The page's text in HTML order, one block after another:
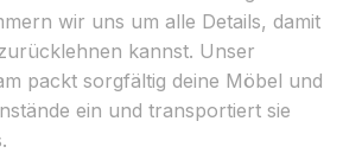
wir uns um alle Details, damit
kannst. Unser
packt sorgfältig deine Möbel und
ein und transportiert sie